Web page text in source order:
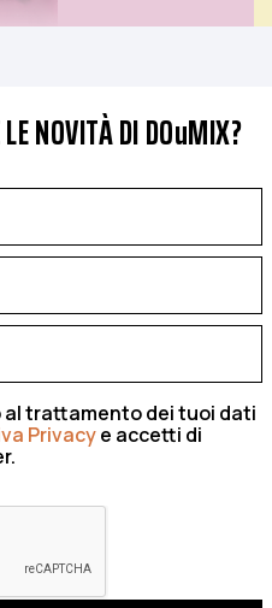
LE NOVITÀ DI DOuMIX?
trattamento dei tuoi dati
Privacye accetti di